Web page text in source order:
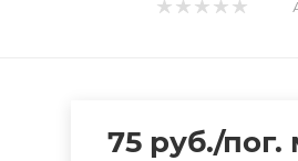
75руб./пог.